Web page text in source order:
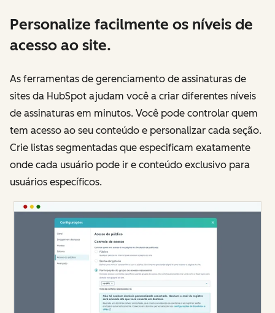
Personalize facilmente os níveis de
acesso ao site.
As ferramentas de gerenciamento de assinaturas de
sites da HubSpot ajudam você a criar diferentes níveis
de assinaturas em minutos. Você pode controlar quem
tem acesso ao seu conteúdo e personalizar cada seção.
Crie listas segmentadas que especificam exatamente
onde cada usuário pode ir e conteúdo exclusivo para
usuários específicos.